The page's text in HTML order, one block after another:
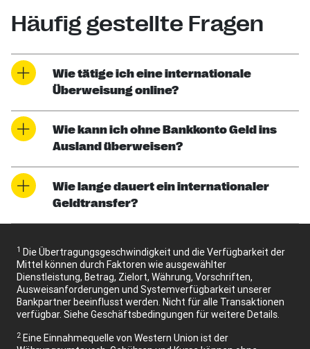
Häufig gestellte Fragen
Wie tätige ich eine internationale
Überweisung online?
Wie kann ich ohne Bankkonto Geld ins
Ausland überweisen?
Wie lange dauert ein internationaler
Geldtransfer?
1 Die Übertragungsgeschwindigkeit und die Verfügbarkeit der
Mittel können durch Faktoren wie ausgewählter
Dienstleistung, Betrag, Zielort, Währung, Vorschriften,
Ausweisanforderungen und Systemverfügbarkeit unserer
Bankpartner beeinflusst werden. Nicht für alle Transaktionen
verfügbar. Siehe Geschäftsbedingungen für weitere Details.
2 Eine Einnahmequelle von Western Union ist der